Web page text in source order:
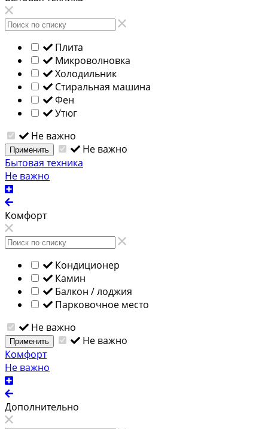
Плита
Микроволновка
Холодильник
Стиральная машина
Фен
Утюг
Не важно
Применить
Не важно
Бытовая техника
Не важно
Комфорт
Кондиционер
Камин
Балкон / лоджия
Парковочное место
Не важно
Применить
Не важно
Комфорт
Не важно
Дополнительно